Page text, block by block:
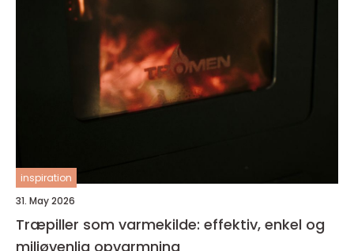
inspiration
31. May 2026
Træpiller som varmekilde: effektiv, enkel og
miljøvenlig opvarmning